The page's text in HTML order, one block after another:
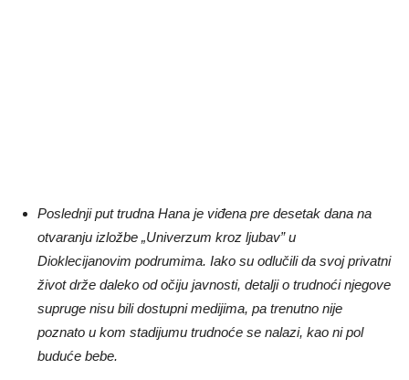
Poslednji put trudna Hana je viđena pre desetak dana na
otvaranju izložbe „Univerzum kroz ljubav” u
Dioklecijanovim podrumima. Iako su odlučili da svoj privatni
život drže daleko od očiju javnosti, detalji o trudnoći njegove
supruge nisu bili dostupni medijima, pa trenutno nije
poznato u kom stadijumu trudnoće se nalazi, kao ni pol
buduće bebe.